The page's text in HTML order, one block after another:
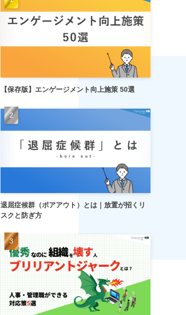
【保存版】エンゲージメント向上施策 50選
退屈症候群（ボアアウト）とは｜放置が招くリ
スクと防ぎ方